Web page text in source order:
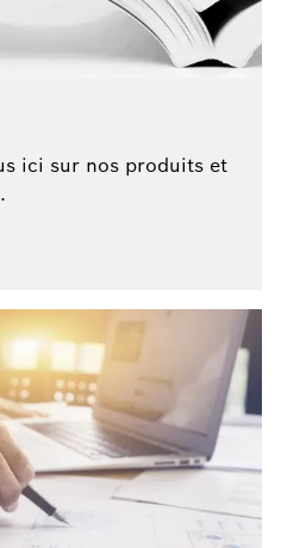
ici sur nos produits et